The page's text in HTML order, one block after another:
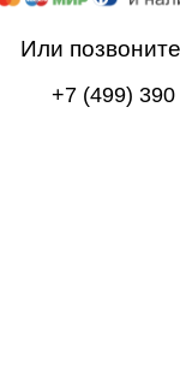
Или
+7 (499)